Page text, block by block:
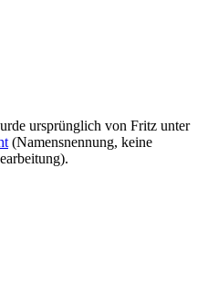
ursprünglich von Fritz unter
(Namensnennung, keine